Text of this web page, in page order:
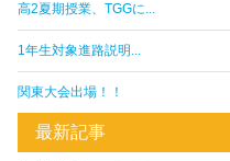
高2夏期授業、TGGに...
1年生対象進路説明...
関東大会出場！！
最新記事